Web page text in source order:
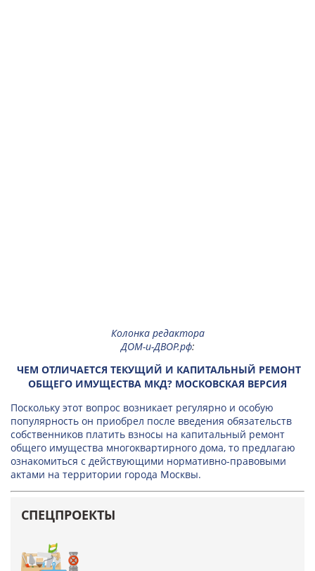
Колонка редактора
ДОМ-и-ДВОР.рф:
ЧЕМ ОТЛИЧАЕТСЯ ТЕКУЩИЙ И КАПИТАЛЬНЫЙ РЕМОНТ
ОБЩЕГО ИМУЩЕСТВА МКД? МОСКОВСКАЯ ВЕРСИЯ
Поскольку этот вопрос возникает регулярно и особую
популярность он приобрел после введения обязательств
собственников платить взносы на капитальный ремонт
общего имущества многоквартирного дома, то предлагаю
ознакомиться с действующими нормативно-правовыми
актами на территории города Москвы.
СПЕЦПРОЕКТЫ